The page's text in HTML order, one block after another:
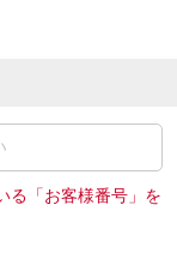
る「お客様番号」を